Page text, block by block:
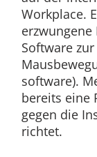
Workplace.
erzwungene
Software
software).
bereits eine
gegen die
richtet.